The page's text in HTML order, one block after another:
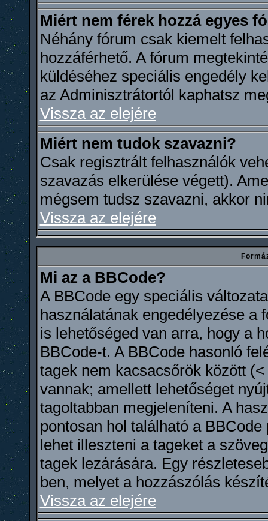
Miért nem férek hozzá egyes
Néhány fórum csak kiemelt
hozzáférhető. A fórum
küldéséhez speciális engedély
az Adminisztrátortól kaphatsz
Vissza az elejére
Miért nem tudok szavazni?
Csak regisztrált felhasználók
szavazás elkerülése végett).
mégsem tudsz szavazni, akkor
Vissza az elejére
Mi az a BBCode?
A BBCode egy speciális
használatának engedélyezése a
is lehetőséged van arra, hogy a
BBCode-t. A BBCode hasonló
tagek nem kacsacsőrök között
vannak; amellett lehetőséget
tagoltabban megjeleníteni. A
pontosan hol található a
lehet illeszteni a tageket a
tagek lezárására. Egy
ben, melyet a hozzászólás
Vissza az elejére